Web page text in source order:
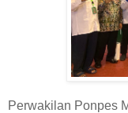
Perwakilan Ponpes